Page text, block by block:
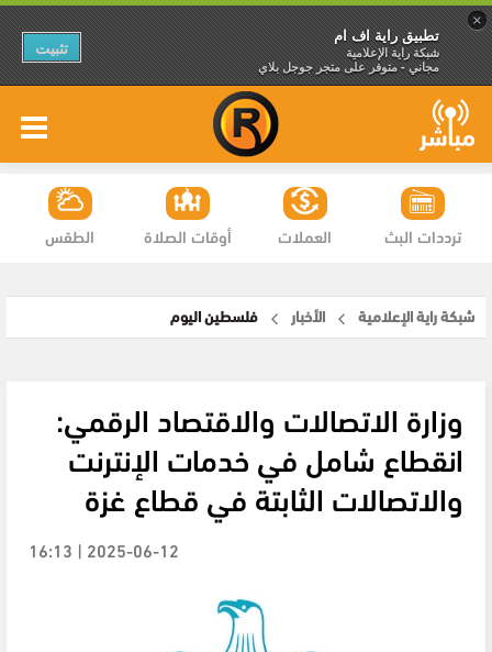
×
تطبيق راية اف ام
شبكة راية الإعلامية
مجاني - متوفر على متجر جوجل بلاي
تثبيت
الطقس أوقات الصلاة العملات ترددات البث
شبكة راية الإعلامية الأخبار فلسطين اليوم
وزارة الاتصالات والاقتصاد الرقمي:
انقطاع شامل في خدمات الإنترنت
والاتصالات الثابتة في قطاع غزة
2025-06-12 | 16:13